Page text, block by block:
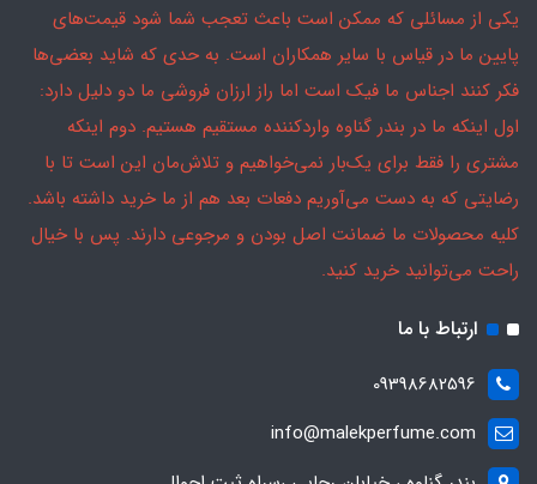
یکی از مسائلی که ممکن است باعث تعجب شما شود قیمت‌های
پایین ما در قیاس با سایر همکاران است. به حدی که شاید بعضی‌ها
فکر کنند اجناس ما فیک است اما راز ارزان فروشی ما دو دلیل دارد:
اول اینکه ما در بندر گناوه واردکننده مستقیم هستیم. دوم اینکه
مشتری را فقط برای یک‌بار نمی‌خواهیم و تلاش‌مان این است تا با
رضایتی که به دست می‌آوریم دفعات بعد هم از ما خرید داشته باشد.
کلیه محصولات ما ضمانت اصل بودن و مرجوعی دارند. پس با خیال
راحت می‌توانید خرید کنید.
ارتباط با ما
09398682596
info@malekperfume.com